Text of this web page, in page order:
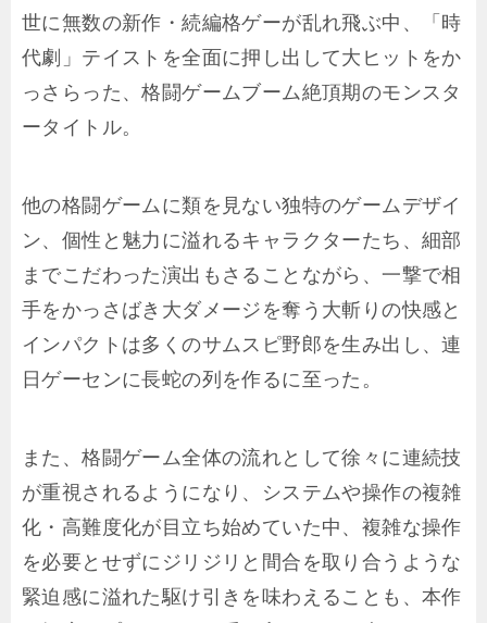
世に無数の新作・続編格ゲーが乱れ飛ぶ中、「時
代劇」テイストを全面に押し出して大ヒットをか
っさらった、格闘ゲームブーム絶頂期のモンスタ
ータイトル。
他の格闘ゲームに類を見ない独特のゲームデザイ
ン、個性と魅力に溢れるキャラクターたち、細部
までこだわった演出もさることながら、一撃で相
手をかっさばき大ダメージを奪う大斬りの快感と
インパクトは多くのサムスピ野郎を生み出し、連
日ゲーセンに長蛇の列を作るに至った。
また、格闘ゲーム全体の流れとして徐々に連続技
が重視されるようになり、システムや操作の複雑
化・高難度化が目立ち始めていた中、複雑な操作
を必要とせずにジリジリと間合を取り合うような
緊迫感に溢れた駆け引きを味わえることも、本作